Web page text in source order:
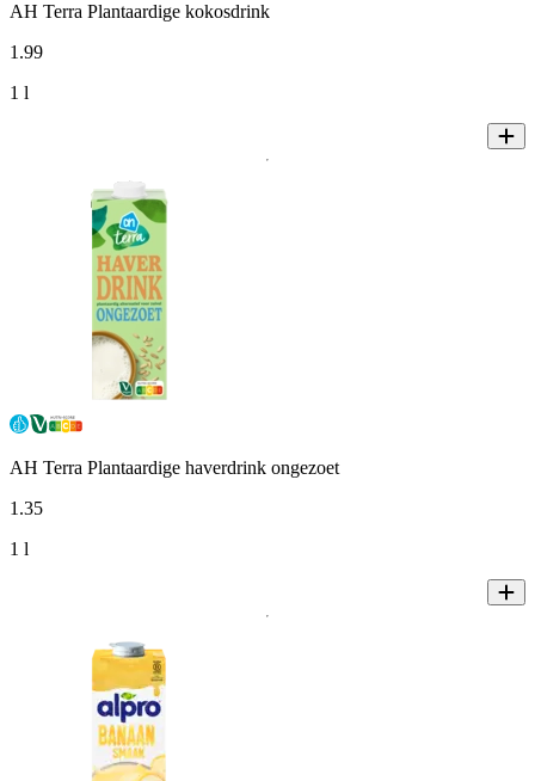
AH Terra Plantaardige kokosdrink
1 .99
1 l
AH Terra Plantaardige haverdrink ongezoet
1 .35
1 l